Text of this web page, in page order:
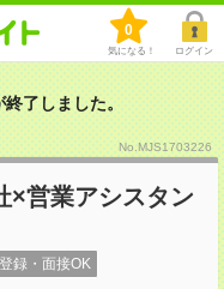
0
気になる！ ログイン
了しました。
No.MJS1703226
×営業アシスタン
録・面接OK